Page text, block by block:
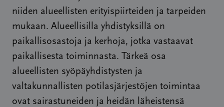
niiden alueellisten erityispiirteiden ja tarpeiden
mukaan. Alueellisilla yhdistyksillä on
paikallisosastoja ja kerhoja, jotka vastaavat
paikallisesta toiminnasta. Tärkeä osa
alueellisten syöpäyhdistysten ja
valtakunnallisten potilasjärjestöjen toimintaa
ovat sairastuneiden ja heidän läheistensä